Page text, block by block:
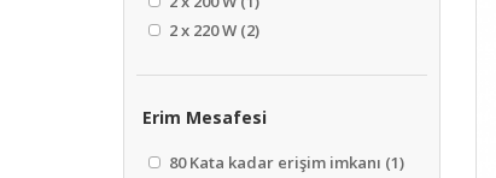
2 x 220 W (2)
Erim Mesafesi
80 Kata kadar erişim imkanı (1)